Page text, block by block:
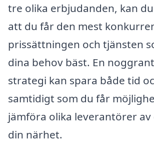
tre olika erbjudanden, kan
att du får den mest
prissättningen och tjänsten
dina behov bäst. En
strategi kan spara både tid
samtidigt som du får
jämföra olika leverantörer av
din närhet.